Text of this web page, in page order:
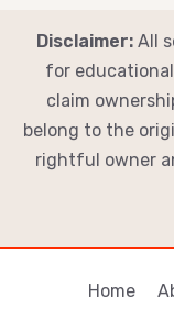
Disclaimer: All
for educational
claim
belong to the
rightful owner
Home